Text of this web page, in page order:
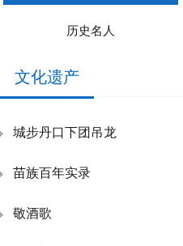
历史名人
文化遗产
城步丹口下团吊龙
苗族百年实录
敬酒歌